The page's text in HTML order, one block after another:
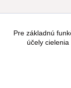
Pre základnú
účely